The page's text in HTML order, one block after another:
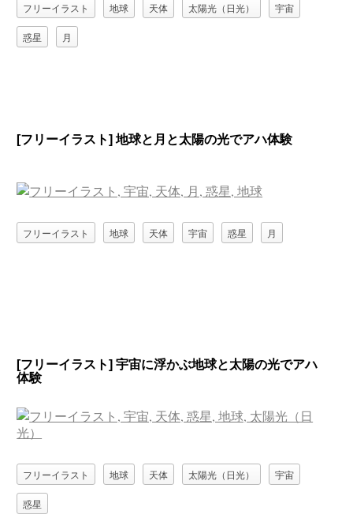
フリーイラスト 地球 天体 太陽光（日光） 宇宙
惑星 月
[フリーイラスト] 地球と月と太陽の光でアハ体験
フリーイラスト 地球 天体 宇宙 惑星 月
[フリーイラスト] 宇宙に浮かぶ地球と太陽の光でアハ
体験
フリーイラスト 地球 天体 太陽光（日光） 宇宙
惑星